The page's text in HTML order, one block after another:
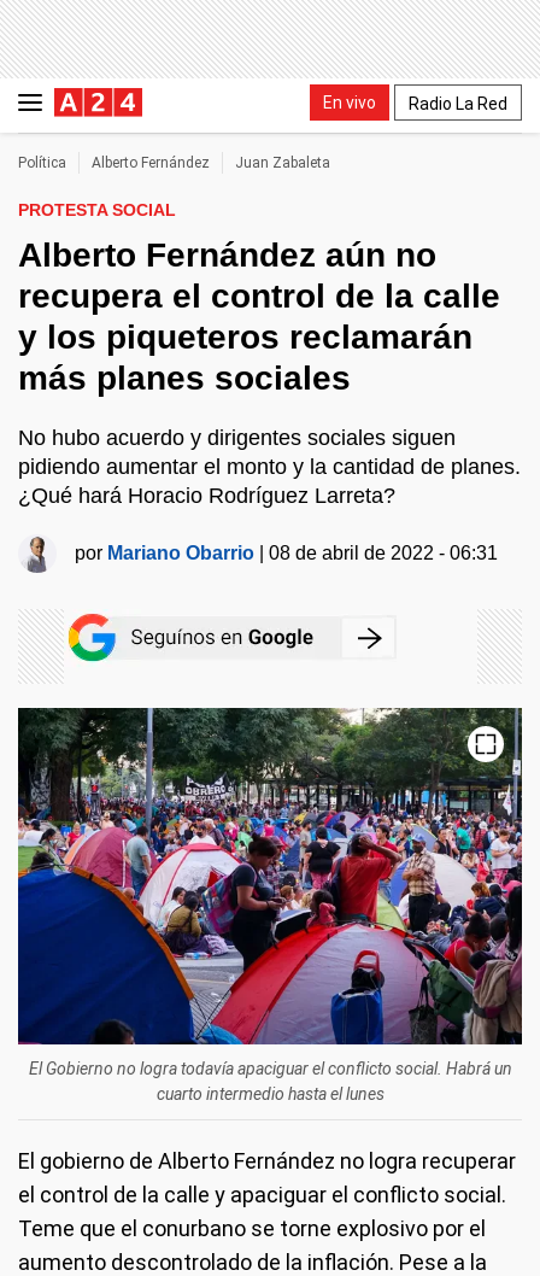
En vivo Radio La Red
Política Alberto Fernández Juan Zabaleta
PROTESTA SOCIAL
Alberto Fernández aún no
recupera el control de la calle
y los piqueteros reclamarán
más planes sociales
No hubo acuerdo y dirigentes sociales siguen
pidiendo aumentar el monto y la cantidad de planes.
¿Qué hará Horacio Rodríguez Larreta?
por Mariano Obarrio |08 de abril de 2022 - 06:31
El Gobierno no logra todavía apaciguar el conflicto social. Habrá un
cuarto intermedio hasta el lunes
El gobierno de Alberto Fernández no logra recuperar
el control de la calle y apaciguar el conflicto social.
Teme que el conurbano se torne explosivo por el
aumento descontrolado de la inflación. Pese a la